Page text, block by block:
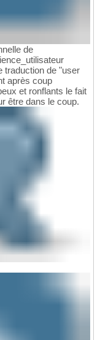
de
traduction de "user
après coup
et ronflants le fait
être dans le coup.